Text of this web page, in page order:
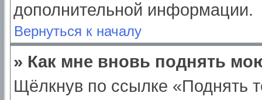
дополнительной информации.
Вернуться к началу
» Как мне вновь поднять
Щёлкнув по ссылке «Поднять